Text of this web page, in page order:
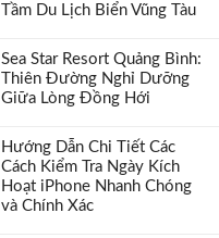
Tầm Du Lịch Biển Vũng Tàu
Sea Star Resort Quảng Bình:
Thiên Đường Nghỉ Dưỡng
Giữa Lòng Đồng Hới
Hướng Dẫn Chi Tiết Các
Cách Kiểm Tra Ngày Kích
Hoạt iPhone Nhanh Chóng
và Chính Xác